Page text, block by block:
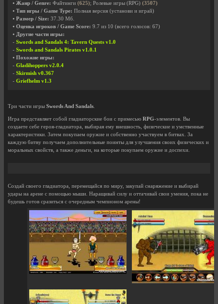
• Жанр / Genre: Файтинги (625); Ролевые игры (RPG) (3507)
• Тип игры / Game Type: Полная версия (установи и играй)
• Размер / Size: 37.30 Мб.
• Оценка игроков / Game Score: 9.7 из 10 (всего голосов: 67)
• Другие части игры:
- Swords and Sandals 4: Tavern Quests v1.0
- Swords and Sandals Pirates v1.0.1
• Похожие игры:
- Gladihoppers v2.0.4
- Skirmish v0.367
- Griefhelm v1.3
Три части игры Swords And Sandals
Игра представляет собой гладиаторские бои с примесью RPG-элементов. Вы
создаете себе героя-гладиатора, выбирая ему внешность, физические и умственные
характеристики. Затем покупаем оружие и собственно участвуем в битвах. За
каждую битву получаем дополнительные поинты для улучшения своих физических и
моральных свойств, а также деньги, на которые покупаем оружие и доспехи.
Создай своего гладиатора, перемещайся по миру, закупай снаряжение и выбирай
удары на арене с помощью мыши. Наращивай силу и оттачивай свои умения, пока не
будешь готов сразиться с очередным чемпионом арены!